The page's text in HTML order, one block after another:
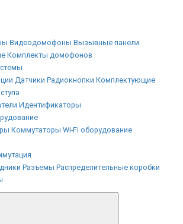
Видеодомофоны Вызывные панели
Комплекты домофонов
Датчики Радиокнопки Комплектующие
Идентификаторы
Коммутаторы Wi-Fi оборудование
Разъемы Распределительные коробки